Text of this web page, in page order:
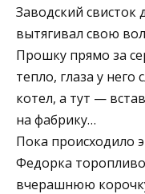
Заводский свисток
вытягивал свою
Прошку прямо за
тепло, глаза у него
котел, а тут —
на фабрику…
Пока происходило
Федорка
вчерашнюю